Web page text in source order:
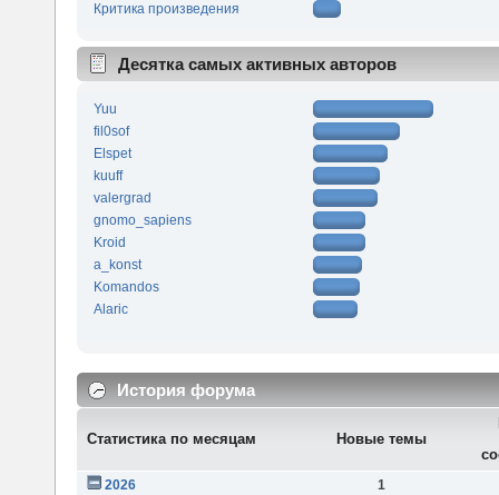
Критика произведения
Десятка самых активных авторов
Yuu
fil0sof
Elspet
kuuff
valergrad
gnomo_sapiens
Kroid
a_konst
Komandos
Alaric
История форума
Статистика по месяцам Новые темы
2026
1